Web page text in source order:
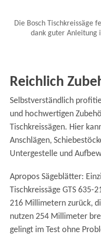
Die Bosch Tischkreissäge
dank guter Anleitung
Reichlich
Selbstverständlich
und hochwertigen
Tischkreissägen. Hier
Anschlägen,
Untergestelle und
Apropos Sägeblätter:
Tischkreissäge GTS 635-
216 Millimetern zurück,
nutzen 254 Millimeter
gelingt im Test ohne